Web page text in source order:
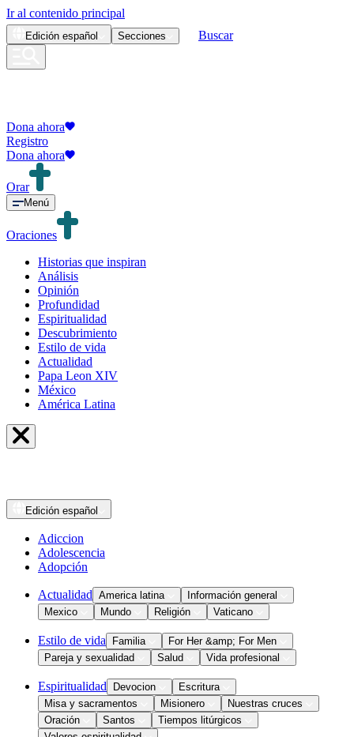
Ir al contenido principal
Edición español Secciones Buscar
Dona ahora
Registro
Dona ahora
Orar
Menú
Oraciones
Historias que inspiran
Análisis
Opinión
Profundidad
Espiritualidad
Descubrimiento
Estilo de vida
Actualidad
Papa Leon XIV
México
América Latina
Edición español
Adiccion
Adolescencia
Adopción
Actualidad America latina
Información general
Mexico
Mundo Religión Vaticano
Estilo de vida Familia
For Her &amp; For Men
Pareja y sexualidad
Salud Vida profesional
Espiritualidad Devocion
Escritura
Misa y sacramentos
Misionero
Nuestras cruces
Oración
Santos
Tiempos litúrgicos